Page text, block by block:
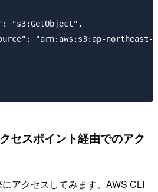
"s3:GetObject",
"arn:aws:s3:ap-
セスポイント経由でのアク
アクセスしてみます。AWS CLI